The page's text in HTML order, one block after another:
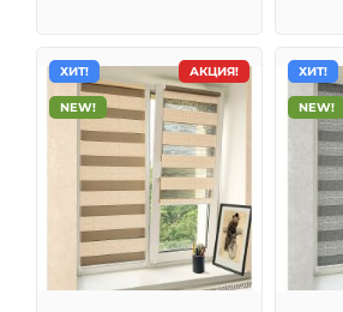
АКЦИЯ!
ХИТ!
NEW!
ХИТ!
NEW!